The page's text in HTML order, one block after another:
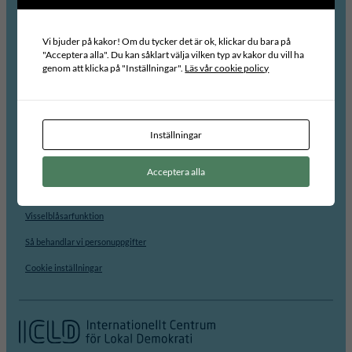
Medarbetare
Kontakt
Visselblåsarfunktion
Så behandlar vi personuppgifter
Cookie inställningar
Vi bjuder på kakor! Om du tycker det är ok, klickar du bara på
"Acceptera alla". Du kan såklart välja vilken typ av kakor du vill ha
genom att klicka på "Inställningar". Läs vår cookie policy
Inställningar
Acceptera alla